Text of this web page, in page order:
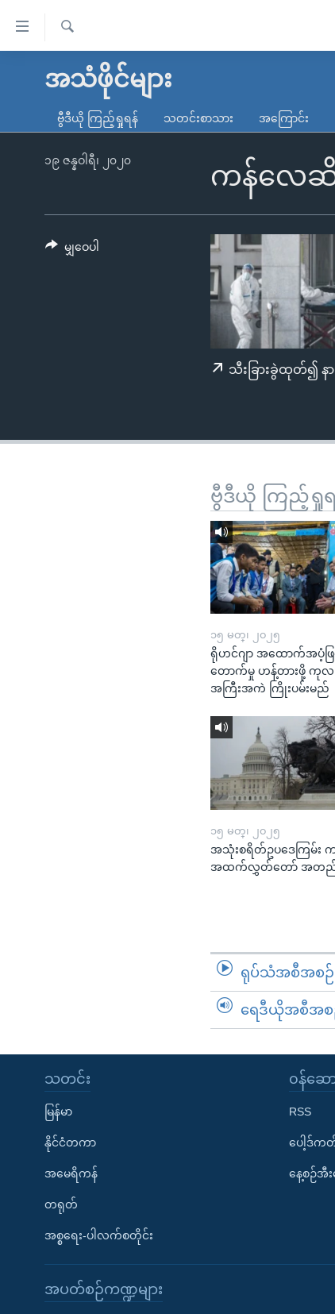
လွယ်ကူ
သည့်
ကျော်
မူလစာမျက်နှာ
ကမ္ဘာ့သတင်းများ
နိုင်ငံတကာ
တရုတ်
အစ္စရေး-ပါလက်စတိုင်း
ရပ်ဝန်းတခု လမ်းတခု အလွန်
အင်္ဂလိပ်စာလေ့လာမယ်
ရ
အသံဖိုင်များ
ဗွီဒီယို ကြည့်ရှုရန် သတင်းစာသား အကြောင်း
ကန်လေဆိ
၁၉ ဇန္နဝါရီ၊ ၂၀၂၀
သီးခြားခွဲထုတ်၍ န
မျှဝေပါ
ဗွီဒီယို ကြည့်ရှု
၁၅ မတ္၊ ၂၀၂၅
ရိုဟင်ဂျာ အထောက်အပံ့ဖ
တောက်မှု ဟန့်တားဖို့ ကုလ
အကြီးအကဲ ကြိုးပမ်းမည်
၁၅ မတ္၊ ၂၀၂၅
အသုံးစရိတ်ဥပဒေကြမ်း
အထက်လွှတ်တော် အတည်
ရုပ်သံအစီအစဉ်မ
ရေဒီယိုအစီအစဉ်
သတင်း
မြန်မာ
နိုင်ငံတကာ
အမေရိကန်
တရုတ်
အစ္စရေး-ပါလက်စတိုင်း
၀န်ဆော
RSS
ပေါ့ဒ်က
နေ့စဉ်အီ
အပတ်စဉ်ကဏ္ဍများ